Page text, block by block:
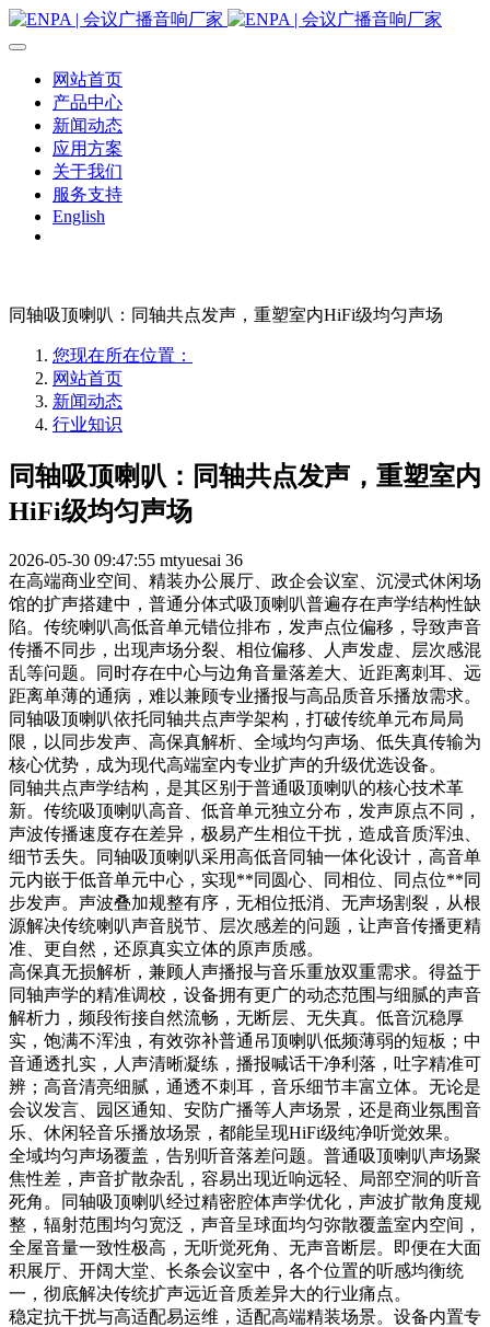
网站首页
产品中心
新闻动态
应用方案
关于我们
服务支持
English
同轴吸顶喇叭：同轴共点发声，重塑室内HiFi级均匀声场
您现在所在位置：
网站首页
新闻动态
行业知识
同轴吸顶喇叭：同轴共点发声，重塑室内
HiFi级均匀声场
2026-05-30 09:47:55 mtyuesai 36
在高端商业空间、精装办公展厅、政企会议室、沉浸式休闲场
馆的扩声搭建中，普通分体式吸顶喇叭普遍存在声学结构性缺
陷。传统喇叭高低音单元错位排布，发声点位偏移，导致声音
传播不同步，出现声场分裂、相位偏移、人声发虚、层次感混
乱等问题。同时存在中心与边角音量落差大、近距离刺耳、远
距离单薄的通病，难以兼顾专业播报与高品质音乐播放需求。
同轴吸顶喇叭依托同轴共点声学架构，打破传统单元布局局
限，以同步发声、高保真解析、全域均匀声场、低失真传输为
核心优势，成为现代高端室内专业扩声的升级优选设备。
同轴共点声学结构，是其区别于普通吸顶喇叭的核心技术革
新。传统吸顶喇叭高音、低音单元独立分布，发声原点不同，
声波传播速度存在差异，极易产生相位干扰，造成音质浑浊、
细节丢失。同轴吸顶喇叭采用高低音同轴一体化设计，高音单
元内嵌于低音单元中心，实现**同圆心、同相位、同点位**同
步发声。声波叠加规整有序，无相位抵消、无声场割裂，从根
源解决传统喇叭声音脱节、层次感差的问题，让声音传播更精
准、更自然，还原真实立体的原声质感。
高保真无损解析，兼顾人声播报与音乐重放双重需求。得益于
同轴声学的精准调校，设备拥有更广的动态范围与细腻的声音
解析力，频段衔接自然流畅，无断层、无失真。低音沉稳厚
实，饱满不浑浊，有效弥补普通吊顶喇叭低频薄弱的短板；中
音通透扎实，人声清晰凝练，播报喊话干净利落，吐字精准可
辨；高音清亮细腻，通透不刺耳，音乐细节丰富立体。无论是
会议发言、园区通知、安防广播等人声场景，还是商业氛围音
乐、休闲轻音乐播放场景，都能呈现HiFi级纯净听觉效果。
全域均匀声场覆盖，告别听音落差问题。普通吸顶喇叭声场聚
焦性差，声音扩散杂乱，容易出现近响远轻、局部空洞的听音
死角。同轴吸顶喇叭经过精密腔体声学优化，声波扩散角度规
整，辐射范围均匀宽泛，声音呈球面均匀弥散覆盖室内空间，
全屋音量一致性极高，无听觉死角、无声音断层。即便在大面
积展厅、开阔大堂、长条会议室中，各个位置的听感均衡统
一，彻底解决传统扩声远近音质差异大的行业痛点。
稳定抗干扰与高适配易运维，适配高端精装场景。设备内置专